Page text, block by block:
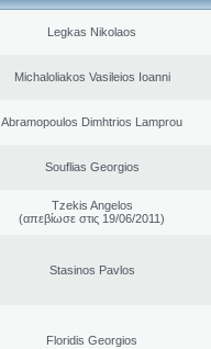
Legkas Nikolaos
Michaloliakos Vasileios Ioanni
Abramopoulos Dimhtrios Lamprou
Souflias Georgios
Tzekis Angelos
(απεβίωσε στις 19/06/2011)
Stasinos Pavlos
Floridis Georgios